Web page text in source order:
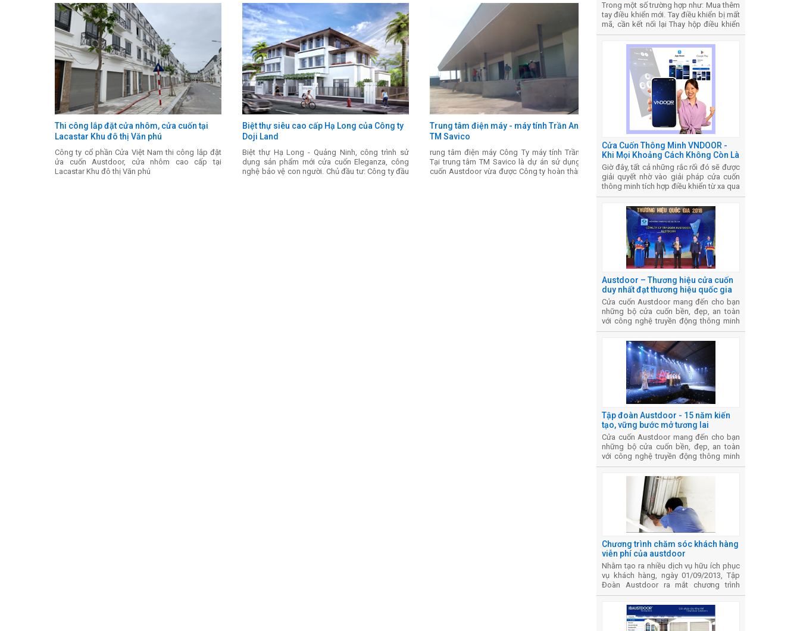
Thi công lắp đặt cửa nhôm, cửa cuốn tại
Lacastar Khu đô thị Văn phú
Công ty cổ phần Cửa Việt Nam thi công lắp đặt
ửa cuốn Austdoor, cửa nhôm cao cấp tại
Lacastar Khu đô thị Văn phú
Biệt thự siêu cao cấp Hạ Long của Công ty
Doji Land
Biệt thự Hạ Long - Quảng Ninh, công trình sử
dụng sản phẩm mới cửa cuốn Eleganza, công
nghệ bảo vệ con người. Chủ đầu tư: Công ty đầu
Trung tâm điện máy - máy tính Trần Anh tại
TM Savico
rung tâm điện máy Công Ty máy tính Trần Anh
Tại trung tâm TM Savico là dự án sử dụng cửa
cuốn Austdoor vừa được Công ty hoàn thành và
Trong một số trường hợp như: Mua thêm
tay điều khiển mới. Tay điều khiển bị mất
mã, cần kết nối lại Thay hộp điều khiển
mới Bạn sẽ cần kết nối tay điều khiển với
hộp nhận tín hiệu của cửa cuốn. Dưới
đây là cách làm phổ biến với hầu hết các
loại cửa cuốn hiện nay:
Cửa Cuốn Thông Minh VNDOOR -
Khi Mọi Khoảng Cách Không Còn Là
Trở Ngại
Giờ đây, tất cả những rắc rối đó sẽ được
giải quyết nhờ vào giải pháp cửa cuốn
thông minh tích hợp điều khiển từ xa qua
app của VNDOOR – bước tiến công
nghệ vượt trội giúp bạn làm chủ không
gian sống theo cách hoàn toàn mới.
Austdoor – Thương hiệu cửa cuốn
duy nhất đạt thương hiệu quốc gia
Cửa cuốn Austdoor mang đến cho bạn
những bộ cửa cuốn bền, đẹp, an toàn
với công nghệ truyền động thông minh
✓ Vệ sỹ tin cậy cho gia đình...
Tập đoàn Austdoor - 15 năm kiến
tạo, vững bước mở tương lai
Cửa cuốn Austdoor mang đến cho bạn
những bộ cửa cuốn bền, đẹp, an toàn
với công nghệ truyền động thông minh
✓ Vệ sỹ tin cậy cho gia đình...
Chương trình chăm sóc khách hàng
viễn phí của austdoor
Nhằm tạo ra nhiều dịch vụ hữu ích phục
vụ khách hàng, ngày 01/09/2013, Tập
Đoàn Austdoor ra mắt chương trình
Chăm sóc cửa cuốn miễn phí như sau: